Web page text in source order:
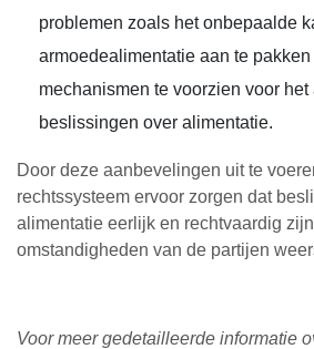
problemen zoals het onbepaalde
armoedealimentatie aan te
mechanismen te voorzien voor
beslissingen over alimentatie.
Door deze aanbevelingen uit te
rechtssysteem ervoor zorgen dat
alimentatie eerlijk en rechtvaardig
omstandigheden van de partijen
Voor meer gedetailleerde informatie